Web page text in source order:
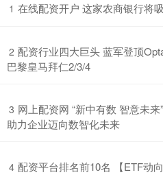
1 在线配资开户 这家农商银行将
2 配资行业四大巨头 蓝军登顶
巴黎皇马拜仁2/3/4
3 网上配资网 “新中有数 智意未
助力企业迈向数智化未来
4 配资平台排名前10名 【ETF动